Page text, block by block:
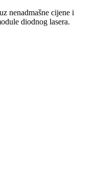
nenadmašne cijene i
diodnog lasera.